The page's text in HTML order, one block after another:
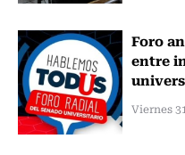
Foro
entre
Viernes